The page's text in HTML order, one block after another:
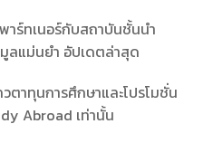
พาร์ทเนอร์กับสถาบันชั้นนำ
มูลแม่นยำ อัปเดตล่าสุด
วตาทุนการศึกษาและโปรโมชั่น
Abroad เท่านั้น